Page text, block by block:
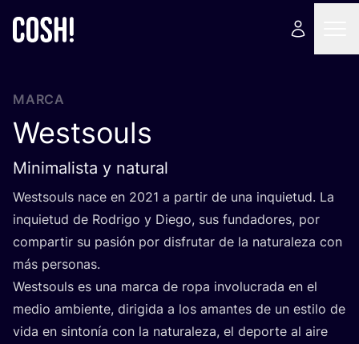
MARCA
Westsouls
Minimalista y natural
Wes­tsouls nace en 2021 a par­tir de una inquie­tud. La
inquie­tud de Rodri­go y Die­go, sus fun­da­do­res, por
com­par­tir su pasión por dis­fru­tar de la natu­ra­le­za con
más personas.
Wes­tsouls es una mar­ca de ropa invo­lu­cra­da en el
medio ambien­te, diri­gi­da a los aman­tes de un esti­lo de
vida en sin­to­nía con la natu­ra­le­za, el depor­te al aire